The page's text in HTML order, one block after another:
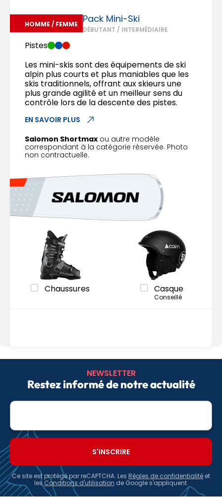
HOMME / FEMME Pack Mini-Ski
DÉBUTANT / INTERMÉDIAIRE
Pistes
Les mini-skis sont des équipements de ski
alpin plus courts et plus maniables que les
skis traditionnels, offrant aux skieurs une
plus grande agilité et un meilleur sens du
contrôle lors de la descente des pistes.
EN SAVOIR PLUS
Salomon Shortmax ou autre modèle
correspondant à la catégorie réservée. Photo
non contractuelle.
Chaussures Casque
Conseillé
NEWSLETTER
Restez informé de notre actualité
Adresse
Ce site est protégé par reCAPTCHA. Les Règles de confidentialité et
les Conditions d'utilisation de Google s'appliquent.